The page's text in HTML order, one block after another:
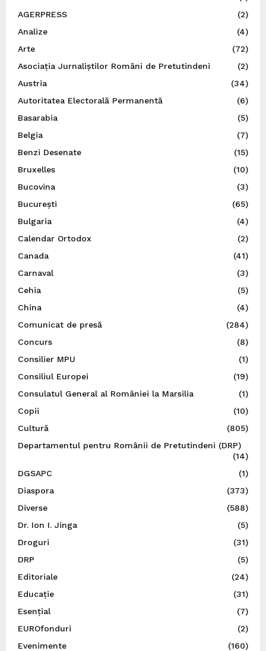
AGERPRESS
(2)
Analize
(4)
Arte
(72)
Asociația Jurnaliștilor Români de Pretutindeni
(2)
Austria
(34)
Autoritatea Electorală Permanentă
(6)
Basarabia
(5)
Belgia
(7)
Benzi Desenate
(15)
Bruxelles
(10)
Bucovina
(3)
București
(65)
Bulgaria
(4)
Calendar Ortodox
(2)
Canada
(41)
Carnaval
(3)
Cehia
(5)
China
(4)
Comunicat de presă
(284)
Concurs
(8)
Consilier MPU
(1)
Consiliul Europei
(19)
Consulatul General al României la Marsilia
(1)
Copii
(10)
Cultură
(805)
Departamentul pentru Românii de Pretutindeni (DRP)
(14)
DGSAPC
(1)
Diaspora
(373)
Diverse
(588)
Dr. Ion I. Jinga
(5)
Droguri
(31)
DRP
(5)
Editoriale
(24)
Educație
(31)
Esențial
(7)
EUROfonduri
(2)
Evenimente
(160)